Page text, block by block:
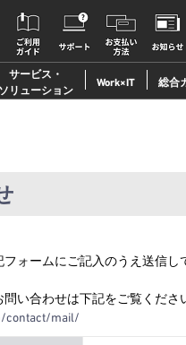
サービス・
ソリューション
Work×IT 総合
ォームにご記入のうえ送信し
い合わせは下記をご覧くださ
contact/mail/